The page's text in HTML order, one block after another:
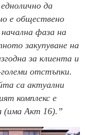
да
е обществено
фаза на
закупуване на
за клиента и
отстъпки.
са актуални
комплекс е
(има Акт 16).”